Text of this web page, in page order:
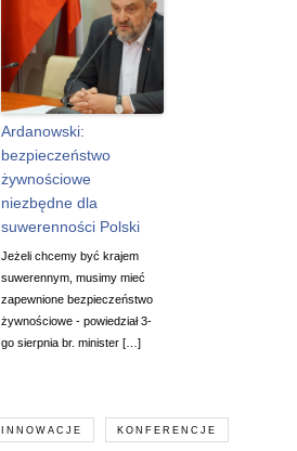
Ardanowski:
bezpieczeństwo
żywnościowe
niezbędne dla
suwerenności Polski
Jeżeli chcemy być krajem
suwerennym, musimy mieć
zapewnione bezpieczeństwo
żywnościowe - powiedział 3-
go sierpnia br. minister […]
INNOWACJE KONFERENCJE